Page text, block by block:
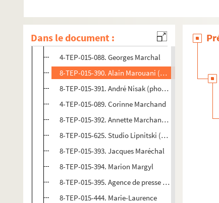
Dans le document :
8-TEP-015-388. Robert Manuel
8-TEP-015-389. Jean Marais
4-TEP-015-088. Georges Marchal
8-TEP-015-390. Alain Marouani (photographe).
8-TEP-015-391. André Nisak (photographe).
4-TEP-015-089. Corinne Marchand
8-TEP-015-392. Annette Marchandou
8-TEP-015-625. Studio Lipnitski (photographe).
8-TEP-015-393. Jacques Maréchal
8-TEP-015-394. Marion Margyl
8-TEP-015-395. Agence de presse Bernand
8-TEP-015-444. Marie-Laurence